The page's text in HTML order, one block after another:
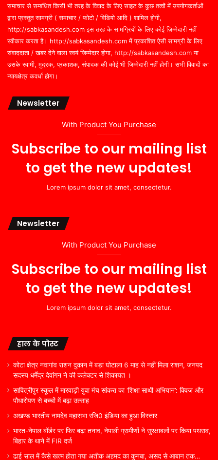
समाचार से सम्बंधित किसी भी तरह के विवाद के लिए साइट के कुछ तत्वों में उपयोगकर्ताओं
द्वारा प्रस्तुत सामग्री ( समाचार / फोटो / विडियो आदि ) शामिल होगी,
http://sabkasandesh.com इस तरह के सामग्रियों के लिए कोई ज़िम्मेदारी नहीं
स्वीकार करता है। http://sabkasandesh.com में प्रकाशित ऐसी सामग्री के लिए
संवाददाता / खबर देने वाला स्वयं जिम्मेदार होगा, http://sabkasandesh.com या
उसके स्वामी, मुद्रक, प्रकाशक, संपादक की कोई भी जिम्मेदारी नहीं होगी। सभी विवादों का
न्यायक्षेत्र कवर्धा होगा।
Newsletter
With Product You Purchase
Subscribe to our mailing list
to get the new updates!
Lorem ipsum dolor sit amet, consectetur.
Newsletter
With Product You Purchase
Subscribe to our mailing list
to get the new updates!
Lorem ipsum dolor sit amet, consectetur.
हाल के पोस्ट
कोटा क्षेत्र नवागांव राशन दुकान में बड़ा घोटाला 6 माह से नहीं मिला राशन, जनपद
सदस्य धर्मेंद्र देवांगन ने की कलेक्टर से शिकायत ।
सावित्रीपुर स्कूल में मारवाड़ी युवा मंच सांकरा का ‘शिक्षा साथी अभियान’: क्विज और
पौधारोपण से बच्चों में बढ़ा उत्साह
अखण्ड भारतीय नामदेव महासभा रजि0 इंडिया का हुआ विस्तार
भारत-नेपाल बॉर्डर पर फिर बढ़ा तनाव, नेपाली ग्रामीणों ने सुरक्षाबलों पर किया पथराव,
बिहार के थाने में FIR दर्ज
ढाई साल में कैसे खत्म होता गया अतीक अहमद का कुनबा, असद से आबान तक…